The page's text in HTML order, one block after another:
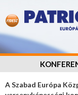
A Szabad Európa